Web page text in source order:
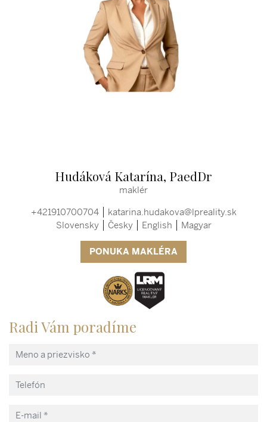
Hudáková Katarína, PaedDr
maklér
+421910700704
katarina.hudakova@lpreality.sk
Slovensky
Česky English Magyar
PONUKA MAKLÉRA
Radi Vám poradíme